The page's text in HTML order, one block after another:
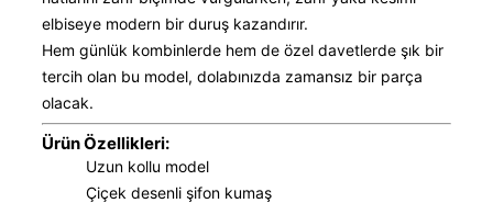
elbiseye modern bir duruş kazandırır.
Hem günlük kombinlerde hem de özel davetlerde şık bir
tercih olan bu model, dolabınızda zamansız bir parça
olacak.
Ürün Özellikleri:
Uzun kollu model
Çiçek desenli şifon kumaş